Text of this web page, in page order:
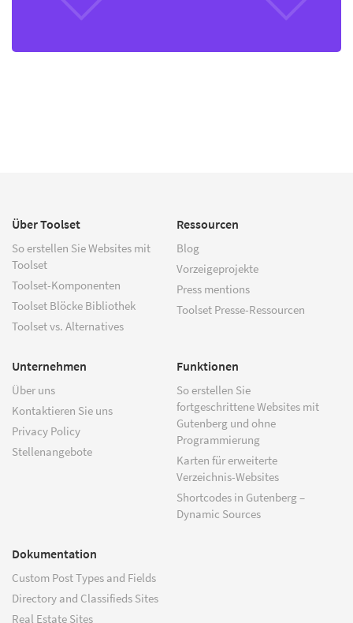
Über Toolset
So erstellen Sie Websites mit
Toolset
Toolset-Komponenten
Toolset Blöcke Bibliothek
Toolset vs. Alternatives
Ressourcen
Blog
Vorzeigeprojekte
Press mentions
Toolset Presse-Ressourcen
Unternehmen
Über uns
Kontaktieren Sie uns
Privacy Policy
Stellenangebote
Funktionen
So erstellen Sie
fortgeschrittene Websites mit
Gutenberg und ohne
Programmierung
Karten für erweiterte
Verzeichnis-Websites
Shortcodes in Gutenberg –
Dynamic Sources
Dokumentation
Custom Post Types and Fields
Directory and Classifieds Sites
Real Estate Sites